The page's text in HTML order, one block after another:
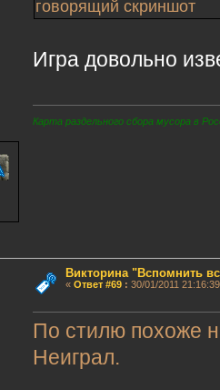
говорящий скриншот
Игра довольно
Карта раздельного сбора мусора в
Викторина "Вспомнить
« Ответ #69: 30/01/2011
По стилю похоже
Неиграл.